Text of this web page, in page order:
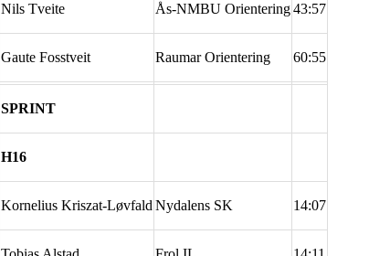
Nils Tveite Ås-NMBU Orientering43:57
Gaute Fosstveit Raumar Orientering 60:55
SPRINT
H16
Kornelius Kriszat-Løvfald Nydalens SK 14:07